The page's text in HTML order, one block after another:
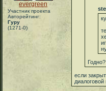
evergreen
Участник проекта
Авторейтинг:
Гуру
(1271-0)
если